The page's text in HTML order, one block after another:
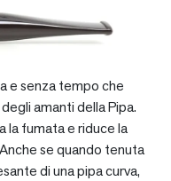
e senza tempo che
amanti della Pipa.
la fumata e riduce la
se quando tenuta
di una pipa curva,